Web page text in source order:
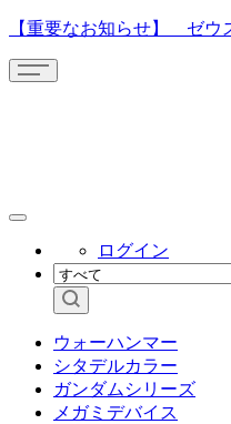
【重要なお知らせ】 ゼウ
ログイン
ウォーハンマー
シタデルカラー
ガンダムシリーズ
メガミデバイス